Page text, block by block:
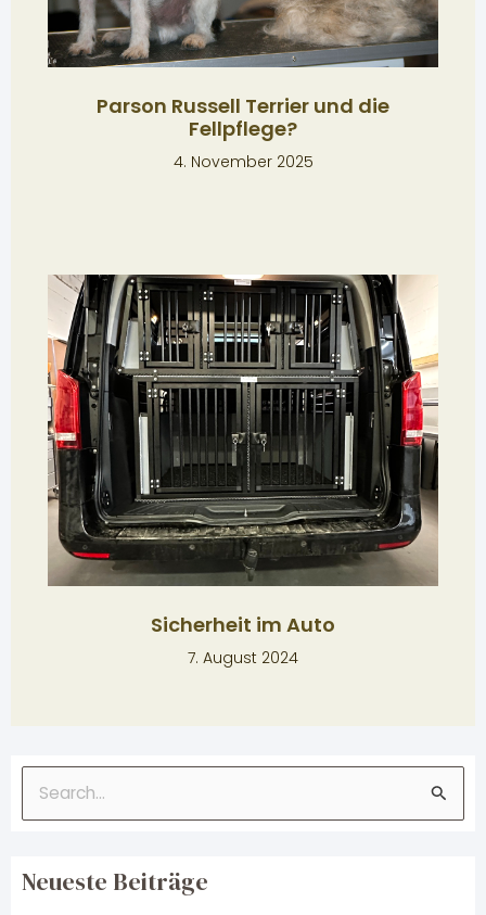
Parson Russell Terrier und die
Fellpflege?
4. November 2025
Sicherheit im Auto
7. August 2024
Neueste Beiträge